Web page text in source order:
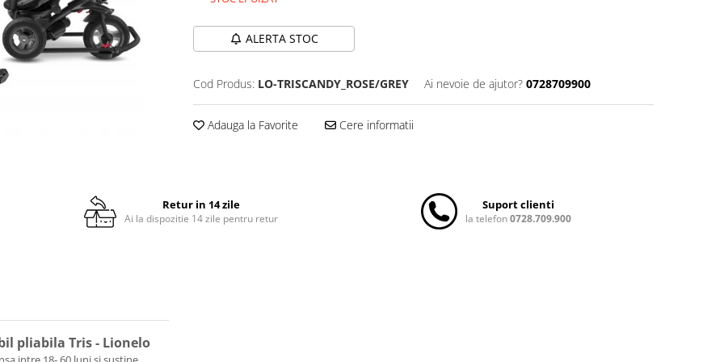
ALERTA STOC
Cod Produs: LO-TRISCANDY_ROSE/GREY Ai nevoie de ajutor? 0728709900
Adauga la Favorite Cere informatii
Retur in 14 zile
Ai la dispozitie 14 zile pentru retur
Suport clienti
la telefon0728.709.900
pliabila Tris - Lionelo